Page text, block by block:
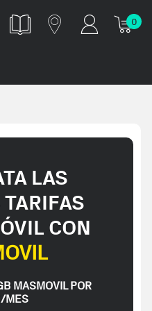
0
LAS
TARIFAS
CON
MASMOVIL POR
MES